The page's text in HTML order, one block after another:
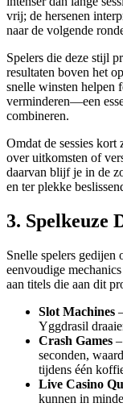
vrij; de hersenen
naar de volgende
Spelers die deze stijl
resultaten boven het
snelle winsten helpen
verminderen—een
combineren.
Omdat de sessies
over uitkomsten of
daarvan blijf je in de
en ter plekke
3. Spelkeuze
Snelle spelers gedijen
eenvoudige
aan titels die aan dit
Slot Machines
Yggdrasil
Crash Games
seconden,
tijdens één
Live Casino
kunnen in